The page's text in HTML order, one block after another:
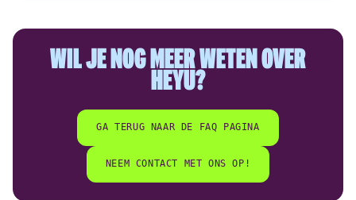
WIL JE NOG MEER WETEN OVER
HEYU?
GA TERUG NAAR DE FAQ PAGINA
NEEM CONTACT MET ONS OP!